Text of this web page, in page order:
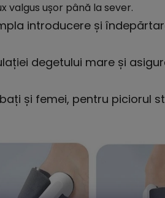
valgus ușor până la sever.
introducere și
degetului mare și
și femei, pentru piciorul